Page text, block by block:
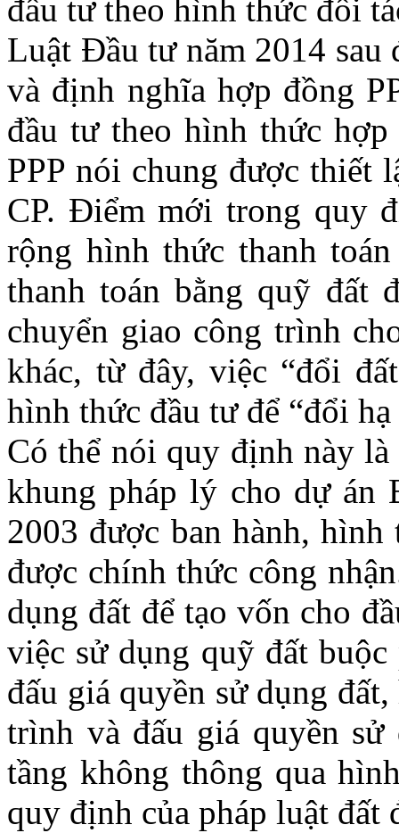
đầu tư theo hình thức đối
Luật Đầu tư năm 2014 sau
và định nghĩa hợp đồng
đầu tư theo hình thức
PPP nói chung được thiết
CP. Điểm mới trong quy
rộng hình thức thanh
thanh toán bằng quỹ đất
chuyển giao công trình
khác, từ đây, việc “đổi
hình thức đầu tư để “đổi
Có thể nói quy định này
khung pháp lý cho dự
2003 được ban hành,
được chính thức công
dụng đất để tạo vốn cho
việc sử dụng quỹ đất
đấu giá quyền sử dụng
trình và đấu giá quyền sử
tầng không thông qua
quy định của pháp luật đất